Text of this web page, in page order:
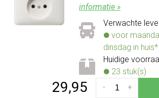
informatie »
Verwachte
voor
dinsdag in huis*
Huidige
23 stuk(s)
29,95 +
-